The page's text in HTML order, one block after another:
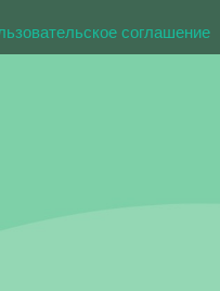
соглашение